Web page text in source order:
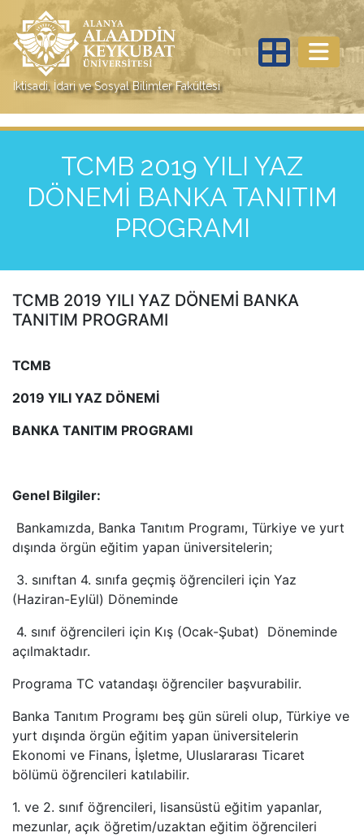
İktisadi, İdari ve Sosyal Bilimler Fakültesi
TCMB 2019 YILI YAZ
DÖNEMİ BANKA TANITIM
PROGRAMI
TCMB 2019 YILI YAZ DÖNEMİ BANKA
TANITIM PROGRAMI
TCMB
2019 YILI YAZ DÖNEMİ
BANKA TANITIM PROGRAMI
Genel Bilgiler:
Bankamızda, Banka Tanıtım Programı, Türkiye ve yurt
dışında örgün eğitim yapan üniversitelerin;
3. sınıftan 4. sınıfa geçmiş öğrencileri için Yaz
(Haziran-Eylül) Döneminde
4. sınıf öğrencileri için Kış (Ocak-Şubat) Döneminde
açılmaktadır.
Programa TC vatandaşı öğrenciler başvurabilir.
Banka Tanıtım Programı beş gün süreli olup, Türkiye ve
yurt dışında örgün eğitim yapan üniversitelerin
Ekonomi ve Finans, İşletme, Uluslararası Ticaret
bölümü öğrencileri katılabilir.
1. ve 2. sınıf öğrencileri, lisansüstü eğitim yapanlar,
mezunlar, açık öğretim/uzaktan eğitim öğrencileri